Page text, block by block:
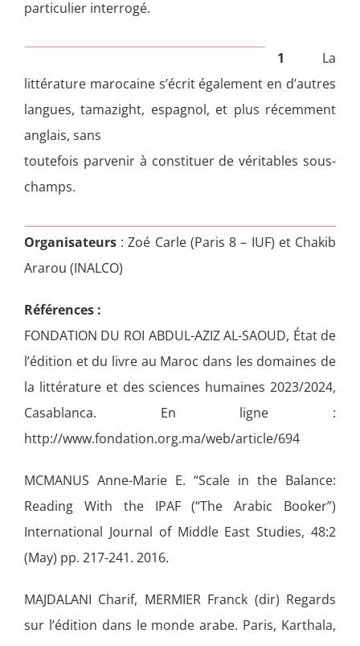
particulier interrogé.
1 La
littérature marocaine s’écrit également en d’autres
langues, tamazight, espagnol, et plus récemment
anglais, sans
toutefois parvenir à constituer de véritables sous-
champs.
Organisateurs: Zoé Carle (Paris 8 – IUF) et Chakib
Ararou (INALCO)
Références :
FONDATION DU ROI ABDUL-AZIZ AL-SAOUD, État de
l’édition et du livre au Maroc dans les domaines de
la littérature et des sciences humaines 2023/2024,
Casablanca. En ligne :
http://www.fondation.org.ma/web/article/694
MCMANUS Anne-Marie E. “Scale in the Balance:
Reading With the IPAF (“The Arabic Booker”)
International Journal of Middle East Studies, 48:2
(May) pp. 217-241. 2016.
MAJDALANI Charif, MERMIER Franck (dir) Regards
sur l’édition dans le monde arabe. Paris, Karthala,